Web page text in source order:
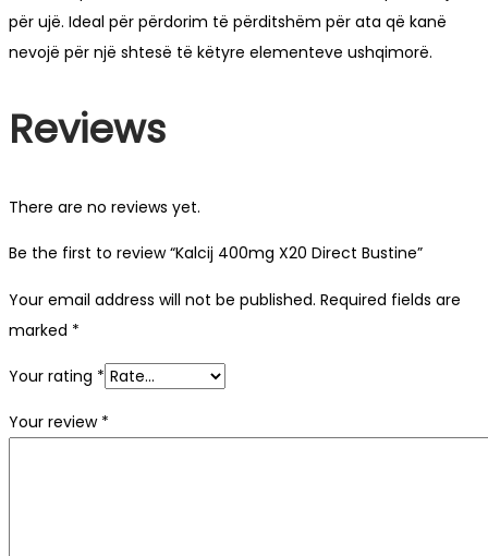
për ujë. Ideal për përdorim të përditshëm për ata që kanë
nevojë për një shtesë të këtyre elementeve ushqimorë.
Reviews
There are no reviews yet.
Be the first to review “Kalcij 400mg X20 Direct Bustine”
Your email address will not be published. Required fields are
marked *
Your rating *
Your review *